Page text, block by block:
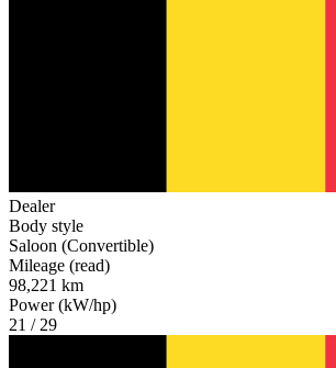
Dealer
Body style
Saloon (Convertible)
Mileage (read)
98,221 km
Power (kW/hp)
21 / 29